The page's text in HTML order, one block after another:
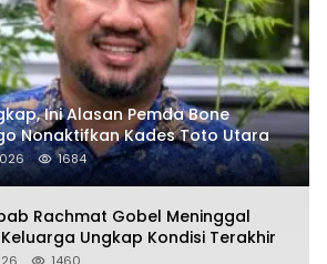
Ini Alasan Pemda Bone
Nonaktifkan Kades Toto Utara
1684
Rachmat Gobel Meninggal
Keluarga Ungkap Kondisi Terakhir